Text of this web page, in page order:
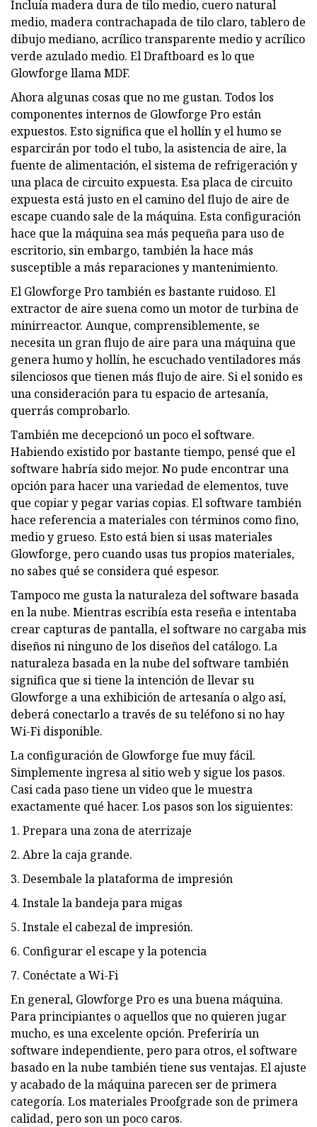
Incluía madera dura de tilo medio, cuero natural
medio, madera contrachapada de tilo claro, tablero de
dibujo mediano, acrílico transparente medio y acrílico
verde azulado medio. El Draftboard es lo que
Glowforge llama MDF.
Ahora algunas cosas que no me gustan. Todos los
componentes internos de Glowforge Pro están
expuestos. Esto significa que el hollín y el humo se
esparcirán por todo el tubo, la asistencia de aire, la
fuente de alimentación, el sistema de refrigeración y
una placa de circuito expuesta. Esa placa de circuito
expuesta está justo en el camino del flujo de aire de
escape cuando sale de la máquina. Esta configuración
hace que la máquina sea más pequeña para uso de
escritorio, sin embargo, también la hace más
susceptible a más reparaciones y mantenimiento.
El Glowforge Pro también es bastante ruidoso. El
extractor de aire suena como un motor de turbina de
minirreactor. Aunque, comprensiblemente, se
necesita un gran flujo de aire para una máquina que
genera humo y hollín, he escuchado ventiladores más
silenciosos que tienen más flujo de aire. Si el sonido es
una consideración para tu espacio de artesanía,
querrás comprobarlo.
También me decepcionó un poco el software.
Habiendo existido por bastante tiempo, pensé que el
software habría sido mejor. No pude encontrar una
opción para hacer una variedad de elementos, tuve
que copiar y pegar varias copias. El software también
hace referencia a materiales con términos como fino,
medio y grueso. Esto está bien si usas materiales
Glowforge, pero cuando usas tus propios materiales,
no sabes qué se considera qué espesor.
Tampoco me gusta la naturaleza del software basada
en la nube. Mientras escribía esta reseña e intentaba
crear capturas de pantalla, el software no cargaba mis
diseños ni ninguno de los diseños del catálogo. La
naturaleza basada en la nube del software también
significa que si tiene la intención de llevar su
Glowforge a una exhibición de artesanía o algo así,
deberá conectarlo a través de su teléfono si no hay
Wi-Fi disponible.
La configuración de Glowforge fue muy fácil.
Simplemente ingresa al sitio web y sigue los pasos.
Casi cada paso tiene un video que le muestra
exactamente qué hacer. Los pasos son los siguientes:
1. Prepara una zona de aterrizaje
2. Abre la caja grande.
3. Desembale la plataforma de impresión
4. Instale la bandeja para migas
5. Instale el cabezal de impresión.
6. Configurar el escape y la potencia
7. Conéctate a Wi-Fi
En general, Glowforge Pro es una buena máquina.
Para principiantes o aquellos que no quieren jugar
mucho, es una excelente opción. Preferiría un
software independiente, pero para otros, el software
basado en la nube también tiene sus ventajas. El ajuste
y acabado de la máquina parecen ser de primera
categoría. Los materiales Proofgrade son de primera
calidad, pero son un poco caros.